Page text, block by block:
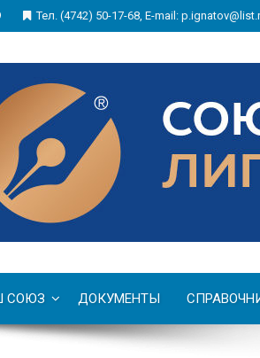
Тел. (4742) 50-17-68, E-mail:
СОЮЗ ДОКУМЕНТЫ